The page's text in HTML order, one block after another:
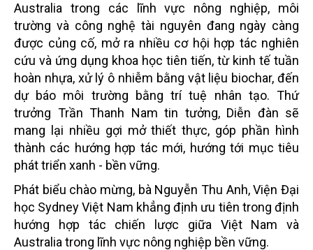
Australia trong các lĩnh vực nông nghiệp, môi
trường và công nghệ tài nguyên đang ngày càng
được củng cố, mở ra nhiều cơ hội hợp tác nghiên
cứu và ứng dụng khoa học tiên tiến, từ kinh tế tuần
hoàn nhựa, xử lý ô nhiễm bằng vật liệu biochar, đến
dự báo môi trường bằng trí tuệ nhân tạo. Thứ
trưởng Trần Thanh Nam tin tưởng, Diễn đàn sẽ
mang lại nhiều gợi mở thiết thực, góp phần hình
thành các hướng hợp tác mới, hướng tới mục tiêu
phát triển xanh - bền vững.
Phát biểu chào mừng, bà Nguyễn Thu Anh, Viện Đại
học Sydney Việt Nam khẳng định ưu tiên trong định
hướng hợp tác chiến lược giữa Việt Nam và
Australia trong lĩnh vực nông nghiệp bền vững.